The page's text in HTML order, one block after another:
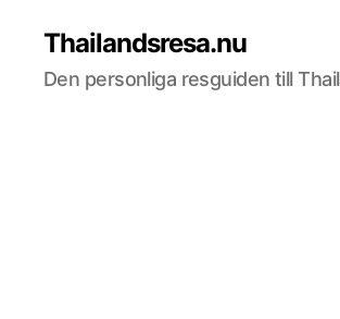
Thailandsresa.nu
Den personliga resguiden till